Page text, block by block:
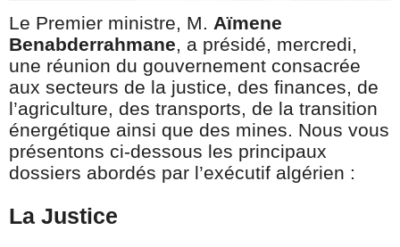
Le Premier ministre, M. Aïmene
Benabderrahmane, a présidé, mercredi,
une réunion du gouvernement consacrée
aux secteurs de la justice, des finances, de
l’agriculture, des transports, de la transition
énergétique ainsi que des mines. Nous vous
présentons ci-dessous les principaux
dossiers abordés par l’exécutif algérien :
La Justice